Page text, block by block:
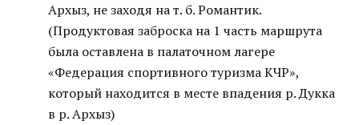
Архыз, не заходя на т. б. Романтик.
(Продуктовая заброска на 1 часть маршрута
была оставлена в палаточном лагере
«Федерация спортивного туризма КЧР»,
который находится в месте впадения р. Дукка
в р. Архыз)